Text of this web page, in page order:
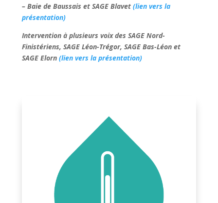
– Baie de Baussais et SAGE Blavet (lien vers la
présentation)
Intervention à plusieurs voix des SAGE Nord-
Finistériens, SAGE Léon-Trégor, SAGE Bas-Léon et
SAGE Elorn (lien vers la présentation)